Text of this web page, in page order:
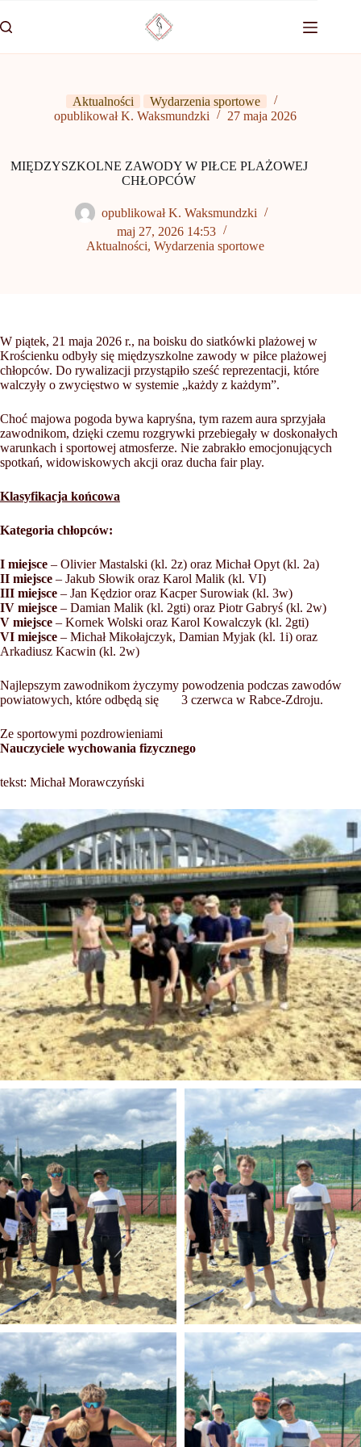
do
treści
Aktualności
Wydarzenia sportowe
opublikował K. Waksmundzki
27 maja 2026
MIĘDZYSZKOLNE ZAWODY W PIŁCE PLAŻOWEJ
CHŁOPCÓW
opublikował K. Waksmundzki
maj 27, 2026 14:53
Aktualności, Wydarzenia sportowe
W piątek, 21 maja 2026 r., na boisku do siatkówki plażowej w
Krościenku odbyły się międzyszkolne zawody w piłce plażowej
chłopców. Do rywalizacji przystąpiło sześć reprezentacji, które
walczyły o zwycięstwo w systemie „każdy z każdym”.
Choć majowa pogoda bywa kapryśna, tym razem aura sprzyjała
zawodnikom, dzięki czemu rozgrywki przebiegały w doskonałych
warunkach i sportowej atmosferze. Nie zabrakło emocjonujących
spotkań, widowiskowych akcji oraz ducha fair play.
Klasyfikacja końcowa
Kategoria chłopców:
I miejsce – Olivier Mastalski (kl. 2z) oraz Michał Opyt (kl. 2a)
II miejsce – Jakub Słowik oraz Karol Malik (kl. VI)
III miejsce – Jan Kędzior oraz Kacper Surowiak (kl. 3w)
IV miejsce – Damian Malik (kl. 2gti) oraz Piotr Gabryś (kl. 2w)
V miejsce – Kornek Wolski oraz Karol Kowalczyk (kl. 2gti)
VI miejsce – Michał Mikołajczyk, Damian Myjak (kl. 1i) oraz
Arkadiusz Kacwin (kl. 2w)
Najlepszym zawodnikom życzymy powodzenia podczas zawodów
powiatowych, które odbędą się 3 czerwca w Rabce-Zdroju.
Ze sportowymi pozdrowieniami
Nauczyciele wychowania fizycznego
tekst: Michał Morawczyński